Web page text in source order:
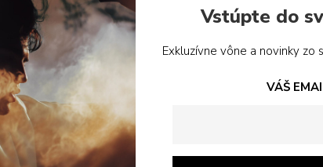
Vstúpte do
Exkluzívne vône a novinky zo
VÁŠ